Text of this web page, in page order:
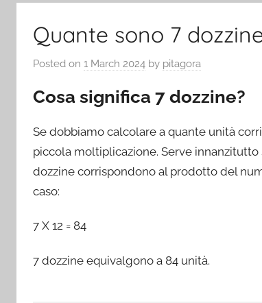
Quante sono 7
Posted on 1 March 2024 by pitagora
Cosa significa 7 dozzine?
Se dobbiamo calcolare a quante unità
piccola moltiplicazione. Serve
dozzine corrispondono al prodotto del
caso:
7 X 12 = 84
7 dozzine equivalgono a 84 unità.